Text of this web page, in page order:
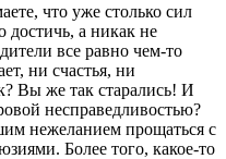
что уже столько сил
достичь, а никак не
все равно чем-то
ни счастья, ни
Вы же так старались! И
несправедливостью?
нежеланием прощаться с
Более того, какое-то